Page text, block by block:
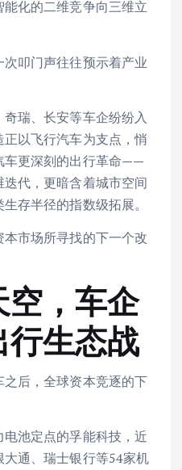
化的二维竞争向三维立
叩门声往往预示着产业
瑞、长安等车企纷纷入
以飞行汽车为支点，悄
车更深刻的出行革命——
代，更暗含着城市空间
存半径的指数级拓展。
市场所寻找的下一个改
空，车企
生态战
后，全球资本竞逐的下
池定点的孚能科技，近
通、瑞士银行等54家机